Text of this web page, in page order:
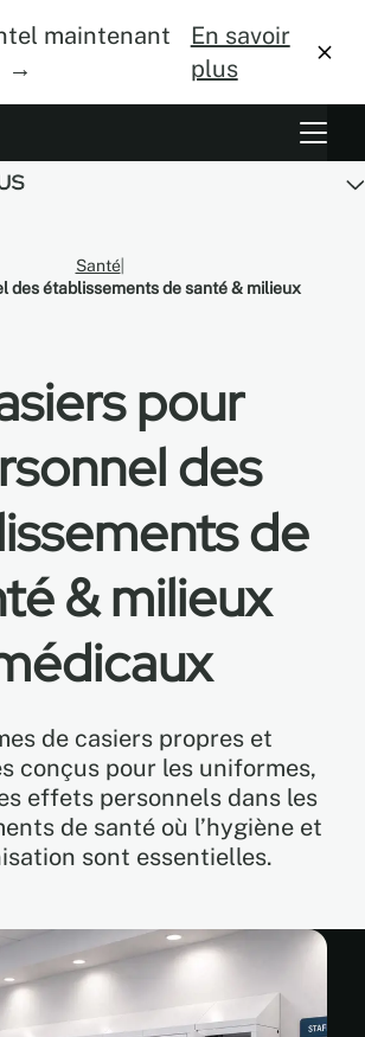
maintenant
→
En savoir
plus
Santé
des établissements de santé & milieux
pour
des
de
& milieux
de casiers propres et
conçus pour les uniformes,
effets personnels dans les
de santé où l’hygiène et
sont essentielles.